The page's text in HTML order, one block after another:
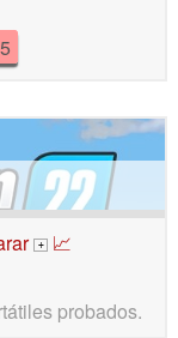
+ 📈
probados.